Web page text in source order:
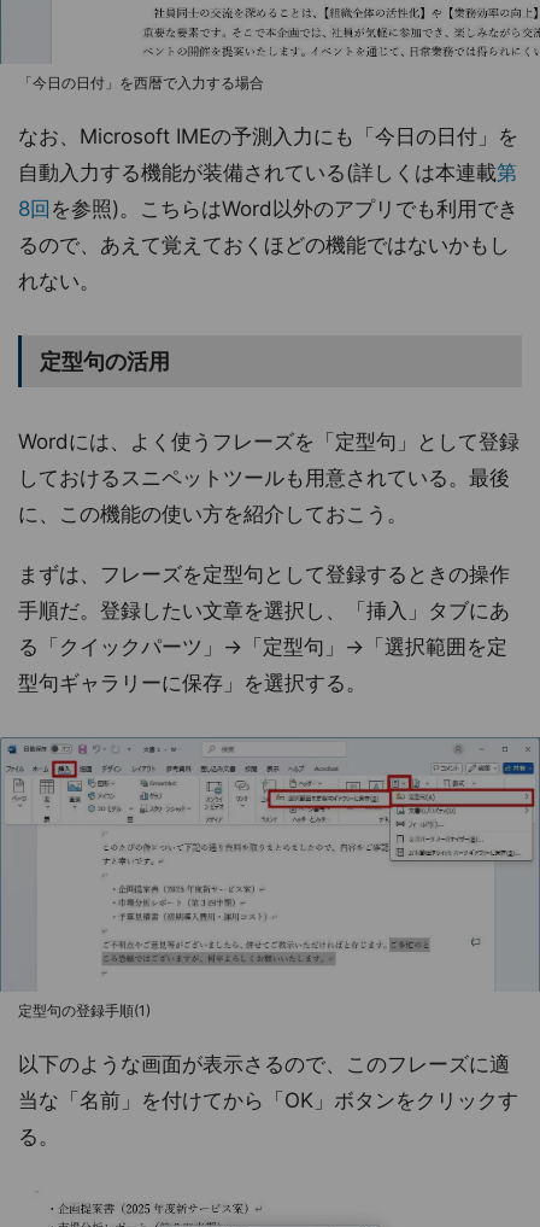
「今日の日付」を西暦で入力する場合
なお、Microsoft IMEの予測入力にも「今日の日付」を
自動入力する機能が装備されている(詳しくは本連載第
8回 を参照)。こちらはWord以外のアプリでも利用でき
るので、あえて覚えておくほどの機能ではないかもし
れない。
定型句の活用
Wordには、よく使うフレーズを「定型句」として登録
しておけるスニペットツールも用意されている。最後
に、この機能の使い方を紹介しておこう。
まずは、フレーズを定型句として登録するときの操作
手順だ。登録したい文章を選択し、「挿入」タブにあ
る「クイックパーツ」→「定型句」→「選択範囲を定
型句ギャラリーに保存」を選択する。
定型句の登録手順(1)
以下のような画面が表示さるので、このフレーズに適
当な「名前」を付けてから「OK」ボタンをクリックす
る。